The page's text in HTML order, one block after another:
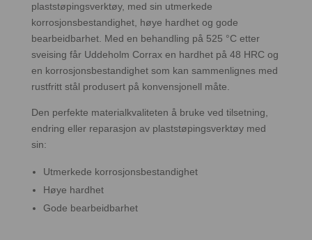
plaststøpingsverktøy, med sin utmerkede
korrosjonsbestandighet, høye hardhet og gode
bearbeidbarhet. Med en behandling på 525 °C etter
sveising får Uddeholm Corrax en hardhet på 48 HRC og
en korrosjonsbestandighet som kan sammenlignes med
rustfritt stål produsert på konvensjonell måte.
Den perfekte materialkvaliteten å bruke ved tilsetning,
endring eller reparasjon av plaststøpingsverktøy med
sin:
Utmerkede korrosjonsbestandighet
Høye hardhet
Gode bearbeidbarhet